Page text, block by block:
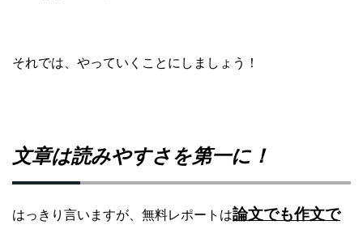
それでは、やっていくことにしましょう！
文章は読みやすさを第一に！
はっきり言いますが、無料レポートは論文でも作文で